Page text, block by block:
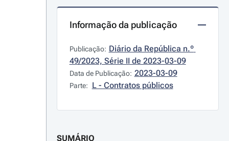
Informação da publicação
Publicação: Diário da República n.º
49/2023, Série II de 2023-03-09
Data de Publicação: 2023-03-09
Parte: L - Contratos públicos
SUMÁRIO